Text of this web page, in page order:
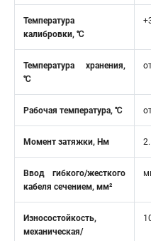
Температура
калибровки, ℃
Температура хранения,
℃
Рабочая температура, ℃
Момент затяжки, Нм
Ввод гибкого/жесткого
кабеля сечением, мм²
Износостойкость,
механическая/